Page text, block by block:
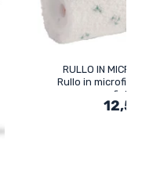
RULLO IN
Rullo in